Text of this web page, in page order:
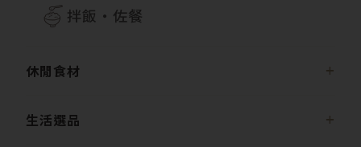
拌飯・佐餐
休閒食材
生活選品